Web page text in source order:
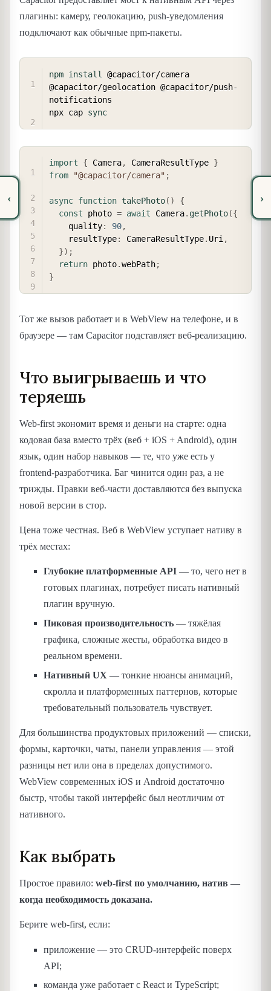
‹
плагины: камеру, геолокацию, push-уведомления
подключают как обычные npm-пакеты.
npm install
@capacitor/camera
@capacitor/geolocation @capacitor/push-
notifications
npx cap sync
import { Camera, CameraResultType }
from
"@capacitor/camera" ;
async function takePhoto( )
{
const photo = await Camera. getPhoto({
    quality
: 90,
    resultType
: CameraResultType. Uri ,
}) ;
return photo.webPath;
}
Тот же вызов работает и в WebView на телефоне, и в
браузере — там Capacitor подставляет веб-реализацию.
Что выигрываешь и что
теряешь
Web-first экономит время и деньги на старте: одна
кодовая база вместо трёх (веб + iOS + Android), один
язык, один набор навыков — те, что уже есть у
frontend-разработчика. Баг чинится один раз, а не
трижды. Правки веб-части доставляются без выпуска
новой версии в стор.
Цена тоже честная. Веб в WebView уступает нативу в
трёх местах:
Глубокие платформенные API — то, чего нет в
готовых плагинах, потребует писать нативный
плагин вручную.
Пиковая производительность — тяжёлая
графика, сложные жесты, обработка видео в
реальном времени.
Нативный UX — тонкие нюансы анимаций,
скролла и платформенных паттернов, которые
требовательный пользователь чувствует.
Для большинства продуктовых приложений — списки,
формы, карточки, чаты, панели управления — этой
разницы нет или она в пределах допустимого.
WebView современных iOS и Android достаточно
быстр, чтобы такой интерфейс был неотличим от
нативного.
Как выбрать
Простое правило: web-first по умолчанию, натив —
когда необходимость доказана.
Берите web-first, если:
приложение — это CRUD-интерфейс поверх
API;
команда уже работает с React и TypeScript;
›